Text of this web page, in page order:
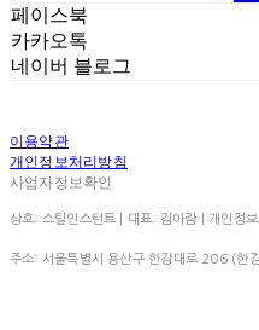
페이스북
카카오톡
네이버 블로그
이용약관
개인정보처리방침
사업자정보확인
상호: 스틸인스턴트 | 대표: 김아람 | 개인
주소: 서울특별시 용산구 한강대로 206 (한